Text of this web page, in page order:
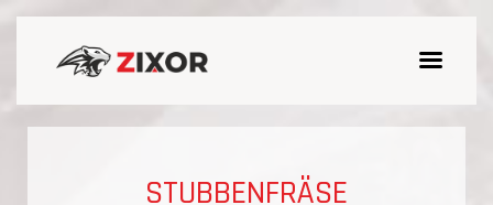
STUBBENFRÄSE